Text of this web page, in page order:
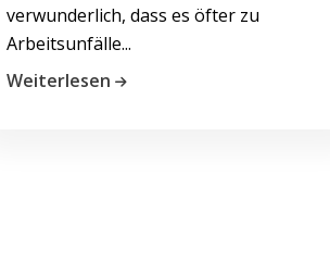
verwunderlich, dass es öfter zu
Arbeitsunfälle...
Weiterlesen